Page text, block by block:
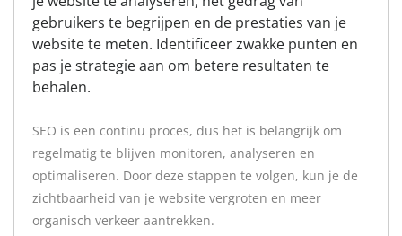
gebruikers te begrijpen en de prestaties van je
website te meten. Identificeer zwakke punten en
pas je strategie aan om betere resultaten te
behalen.
SEO is een continu proces, dus het is belangrijk om
regelmatig te blijven monitoren, analyseren en
optimaliseren. Door deze stappen te volgen, kun je de
zichtbaarheid van je website vergroten en meer
organisch verkeer aantrekken.